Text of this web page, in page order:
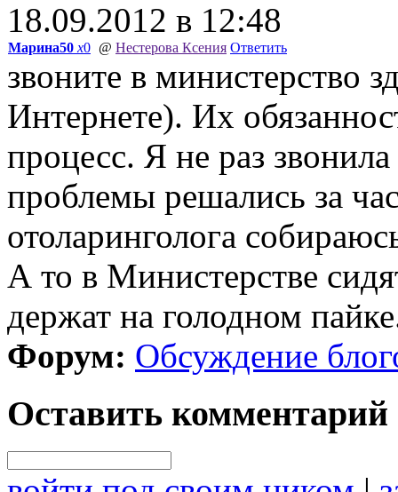
18.09.2012 в 12:48
Марина50 x0 @ Нестерова Ксения Ответить
звоните в министерство
Интернете). Их
процесс. Я не раз
проблемы решались за
отоларинголога
А то в Министерстве
держат на голодном
Форум: Обсуждение
Оставить комментарий